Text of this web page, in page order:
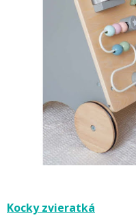
Kocky zvieratká